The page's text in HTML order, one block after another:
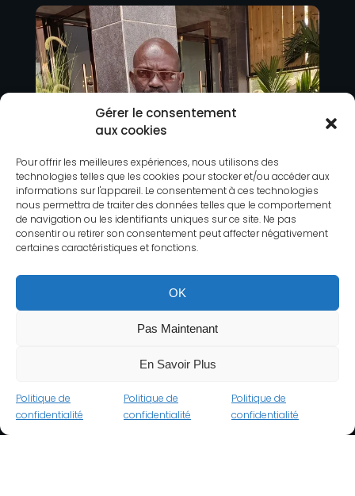
Gérer le consentement
aux cookies
Pour offrir les meilleures expériences, nous utilisons des
technologies telles que les cookies pour stocker et/ou accéder aux
informations sur l'appareil. Le consentement à ces technologies
nous permettra de traiter des données telles que le comportement
de navigation ou les identifiants uniques sur ce site. Ne pas
consentir ou retirer son consentement peut affecter négativement
certaines caractéristiques et fonctions.
OK
Pas Maintenant
En Savoir Plus
Politique de
confidentialité
Politique de
confidentialité
Politique de
confidentialité